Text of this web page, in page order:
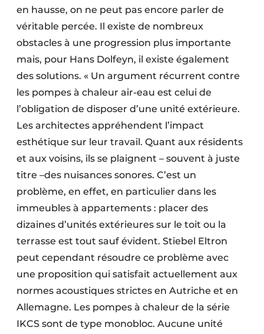
en hausse, on ne peut pas encore parler de
véritable percée. Il existe de nombreux
obstacles à une progression plus importante
mais, pour Hans Dolfeyn, il existe également
des solutions. « Un argument récurrent contre
les pompes à chaleur air-eau est celui de
l’obligation de disposer d’une unité extérieure.
Les architectes appréhendent l’impact
esthétique sur leur travail. Quant aux résidents
et aux voisins, ils se plaignent – souvent à juste
titre –des nuisances sonores. C’est un
problème, en effet, en particulier dans les
immeubles à appartements : placer des
dizaines d’unités extérieures sur le toit ou la
terrasse est tout sauf évident. Stiebel Eltron
peut cependant résoudre ce problème avec
une proposition qui satisfait actuellement aux
normes acoustiques strictes en Autriche et en
Allemagne. Les pompes à chaleur de la série
IKCS sont de type monobloc. Aucune unité